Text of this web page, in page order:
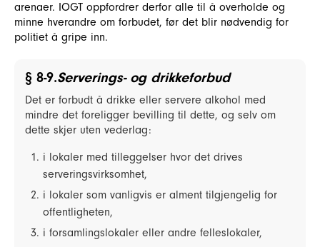
arenaer. IOGT oppfordrer derfor alle til å overholde og
minne hverandre om forbudet, før det blir nødvendig for
politiet å gripe inn.
§ 8-9.Serverings- og drikkeforbud
Det er forbudt å drikke eller servere alkohol med
mindre det foreligger bevilling til dette, og selv om
dette skjer uten vederlag:
i lokaler med tilleggelser hvor det drives
serveringsvirksomhet,
i lokaler som vanligvis er alment tilgjengelig for
offentligheten,
i forsamlingslokaler eller andre felleslokaler,